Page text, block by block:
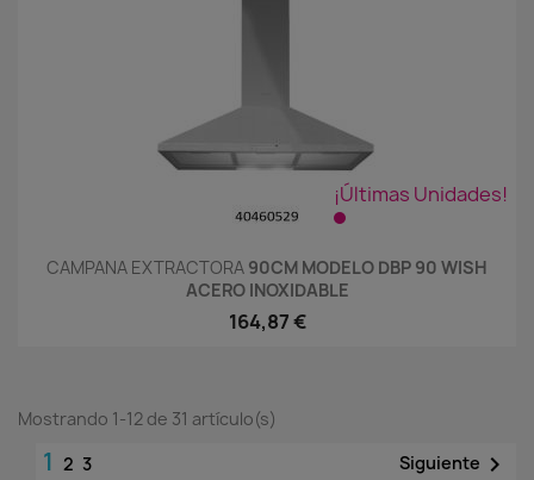
¡Últimas Unidades!
CAMPANA EXTRACTORA 90CM MODELO DBP 90 WISH
ACERO INOXIDABLE
164,87 €
Mostrando 1-12 de 31 artículo(s)
1 2 3 Siguiente 